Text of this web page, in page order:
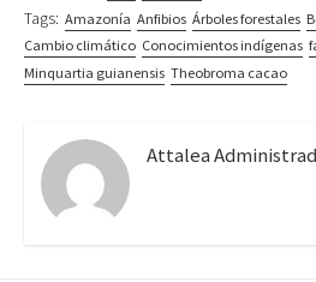
Tags: Amazonía Anfibios Árboles forestales
Cambio climático Conocimientos indígenas
Minquartia guianensis Theobroma cacao
Attalea